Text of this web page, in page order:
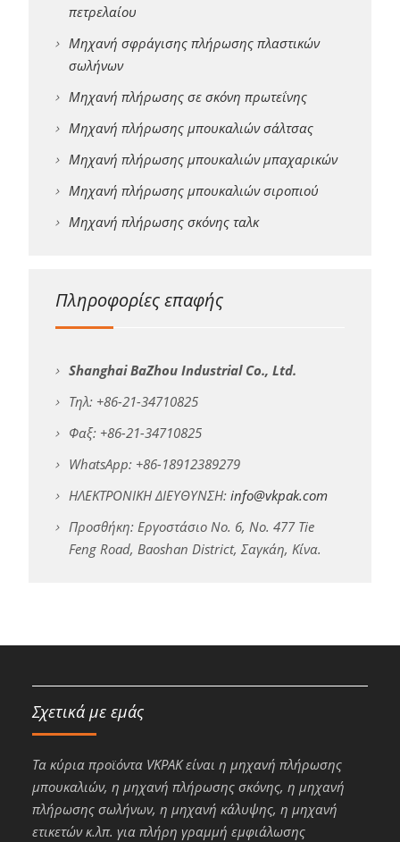
πετρελαίου
Μηχανή σφράγισης πλήρωσης πλαστικών
σωλήνων
Μηχανή πλήρωσης σε σκόνη πρωτεΐνης
Μηχανή πλήρωσης μπουκαλιών σάλτσας
Μηχανή πλήρωσης μπουκαλιών μπαχαρικών
Μηχανή πλήρωσης μπουκαλιών σιροπιού
Μηχανή πλήρωσης σκόνης ταλκ
Πληροφορίες επαφής
Shanghai BaZhou Industrial Co., Ltd.
Τηλ: +86-21-34710825
Φαξ: +86-21-34710825
WhatsApp: +86-18912389279
ΗΛΕΚΤΡΟΝΙΚΗ ΔΙΕΥΘΥΝΣΗ: info@vkpak.com
Προσθήκη: Εργοστάσιο No. 6, No. 477 Tie
Feng Road, Baoshan District, Σαγκάη, Κίνα.
Σχετικά με εμάς
Τα κύρια προϊόντα VKPAK είναι η μηχανή πλήρωσης
μπουκαλιών, η μηχανή πλήρωσης σκόνης, η μηχανή
πλήρωσης σωλήνων, η μηχανή κάλυψης, η μηχανή
ετικετών κ.λπ. για πλήρη γραμμή εμφιάλωσης